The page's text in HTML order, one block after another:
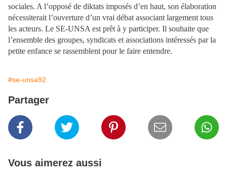
sociales. A l’opposé de diktats imposés d’en haut, son élaboration
nécessiterait l’ouverture d’un vrai débat associant largement tous
les acteurs. Le SE-UNSA est prêt à y participer. Il souhaite que
l’ensemble des groupes, syndicats et associations intéressés par la
petite enfance se rassemblent pour le faire entendre.
#se-unsa92
Partager
Vous aimerez aussi